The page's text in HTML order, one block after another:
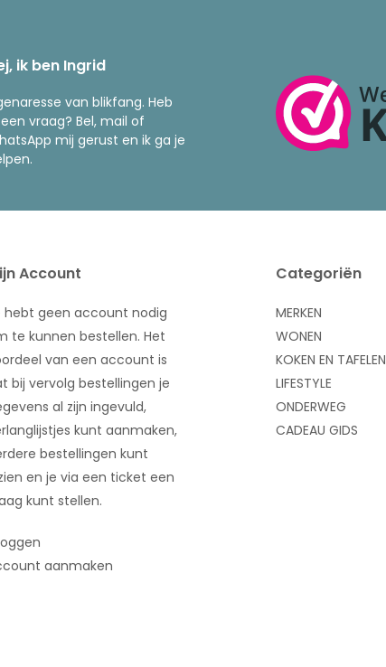
ik ben Ingrid
van blikfang. Heb
vraag? Bel, mail of
mij gerust en ik ga je
Account
hebt geen account nodig
te kunnen bestellen. Het
van een account is
bij vervolg bestellingen je
al zijn ingevuld,
kunt aanmaken,
bestellingen kunt
en je via een ticket een
kunt stellen.
aanmaken
Categoriën
MERKEN
WONEN
KOKEN EN TAFELEN
LIFESTYLE
ONDERWEG
CADEAU GIDS